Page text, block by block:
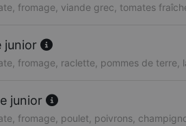
fromage, viande grec, tomates
junior
fromage, raclette, pommes de terre,
junior
fromage, poulet, poivrons,